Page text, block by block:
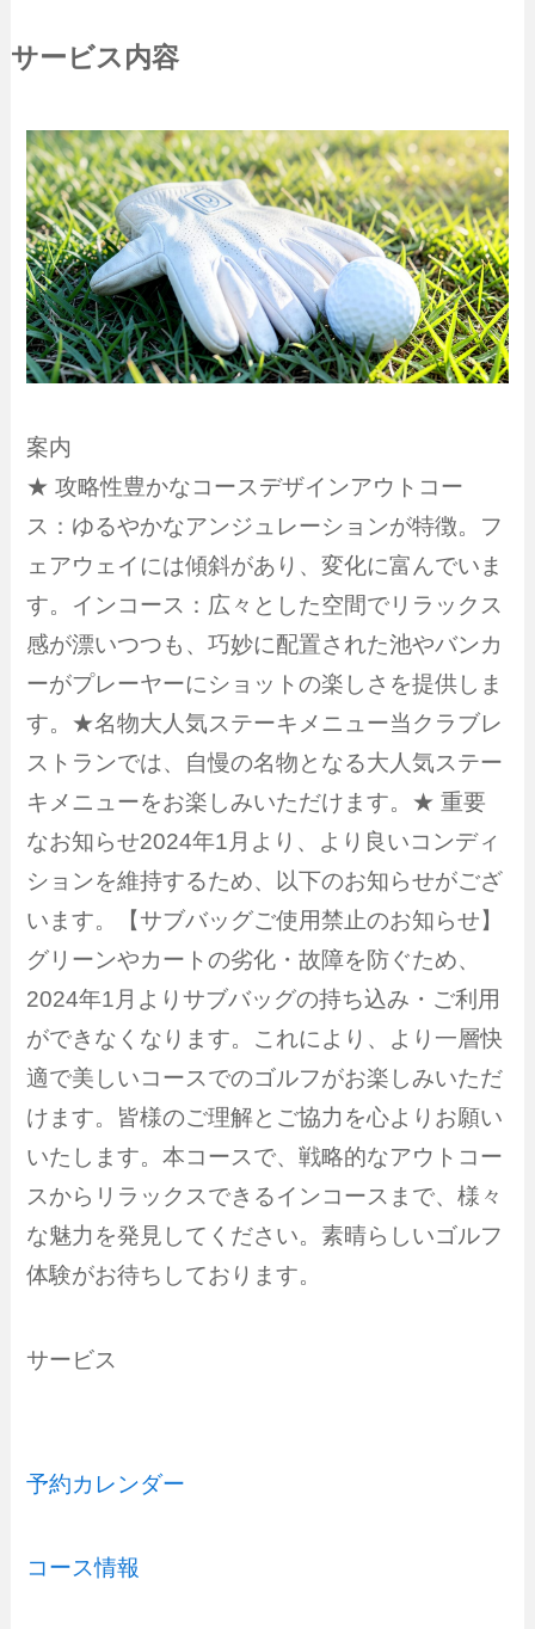
サービス内容
案内
★ 攻略性豊かなコースデザインアウトコー
ス：ゆるやかなアンジュレーションが特徴。フ
ェアウェイには傾斜があり、変化に富んでいま
す。インコース：広々とした空間でリラックス
感が漂いつつも、巧妙に配置された池やバンカ
ーがプレーヤーにショットの楽しさを提供しま
す。★名物大人気ステーキメニュー当クラブレ
ストランでは、自慢の名物となる大人気ステー
キメニューをお楽しみいただけます。★ 重要
なお知らせ2024年1月より、より良いコンディ
ションを維持するため、以下のお知らせがござ
います。【サブバッグご使用禁止のお知らせ】
グリーンやカートの劣化・故障を防ぐため、
2024年1月よりサブバッグの持ち込み・ご利用
ができなくなります。これにより、より一層快
適で美しいコースでのゴルフがお楽しみいただ
けます。皆様のご理解とご協力を心よりお願い
いたします。本コースで、戦略的なアウトコー
スからリラックスできるインコースまで、様々
な魅力を発見してください。素晴らしいゴルフ
体験がお待ちしております。
サービス
予約カレンダー
コース情報